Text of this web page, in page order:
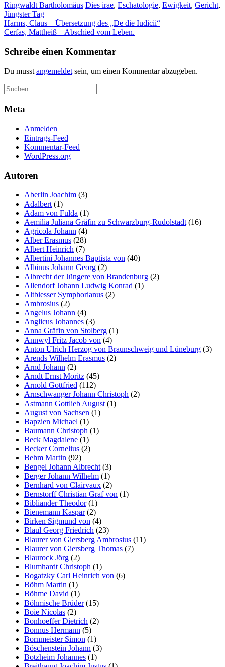
Ringwaldt Bartholomäus Dies irae, Eschatologie, Ewigkeit, Gericht,
Jüngster Tag
Beitragsnavigation
Harms, Claus – Übersetzung des „De die Iudicii“
Cerfas, Mattheiß – Abschied vom Leben.
Schreibe einen Kommentar
Du musstangemeldetsein, um einen Kommentar abzugeben.
Meta
Anmelden
Eintrags-Feed
Kommentar-Feed
WordPress.org
Autoren
Aberlin Joachim (3)
Adalbert (1)
Adam von Fulda (1)
Aemilia Juliana Gräfin zu Schwarzburg-Rudolstadt (16)
Agricola Johann (4)
Alber Erasmus (28)
Albert Heinrich (7)
Albertini Johannes Baptista von (40)
Albinus Johann Georg (2)
Albrecht der Jüngere von Brandenburg (2)
Allendorf Johann Ludwig Konrad (1)
Altbiesser Symphorianus (2)
Ambrosius (2)
Angelus Johann (4)
Anglicus Johannes (3)
Anna Gräfin von Stolberg (1)
Annwyl Fritz Jacob von (4)
Anton Ulrich Herzog von Braunschweig und Lüneburg (3)
Arends Wilhelm Erasmus (2)
Arnd Johann (2)
Arndt Ernst Moritz (45)
Arnold Gottfried (112)
Arnschwanger Johann Christoph (2)
Astmann Gottlieb August (1)
August von Sachsen (1)
Bapzien Michael (1)
Baumann Christoph (1)
Beck Magdalene (1)
Becker Cornelius (2)
Behm Martin (92)
Bengel Johann Albrecht (3)
Berger Johann Wilhelm (1)
Bernhard von Clairvaux (2)
Bernstorff Christian Graf von (1)
Bibliander Theodor(1)
Bienemann Kaspar(2)
Birken Sigmund von (4)
Blaul Georg Friedrich (23)
Blaurer von Giersberg Ambrosius (11)
Blaurer von Giersberg Thomas (7)
Blaurock Jörg (2)
Blumhardt Christoph (1)
Bogatzky Carl Heinrich von (6)
Böhm Martin (1)
Böhme David (1)
Böhmische Brüder(15)
Boie Nicolas (2)
Bonhoeffer Dietrich (2)
Bonnus Hermann (5)
Bornmeister Simon (1)
Böschenstein Johann (3)
Botzheim Johannes (1)